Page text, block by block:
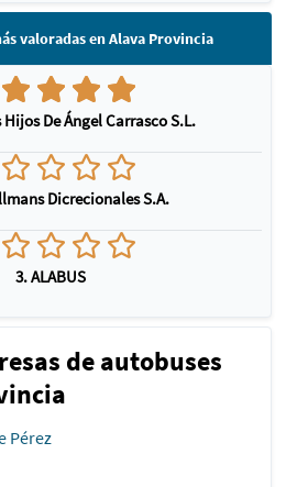
valoradas en Alava Provincia
De Ángel Carrasco S.L.
Dicrecionales S.A.
3. ALABUS
de autobuses
Pérez